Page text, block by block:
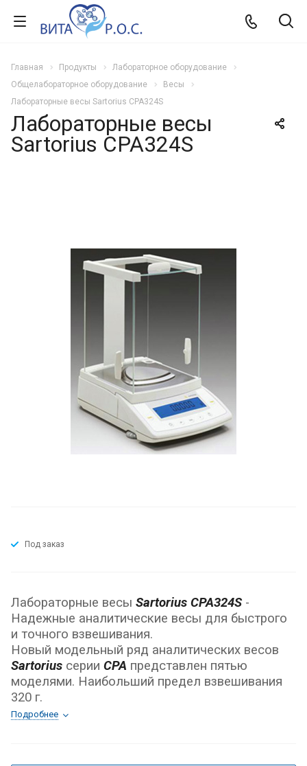
Главная Продукты
Лабораторное оборудование
Общелабораторное оборудование
Весы
Лабораторные весы Sartorius CPA324S
Лабораторные весы
Sartorius CPA324S
Под заказ
Лабораторные весы Sartorius CPA324S-
Надежные аналитические весы для быстрого
и точного взвешивания.
Новый модельный ряд аналитических весов
Sartorius серии CPA представлен пятью
моделями. Наибольший предел взвешивания
320 г.
Подробнее